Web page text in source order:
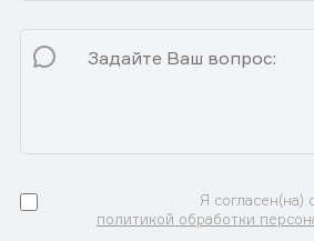
Я согласен(на)
политикой обработки